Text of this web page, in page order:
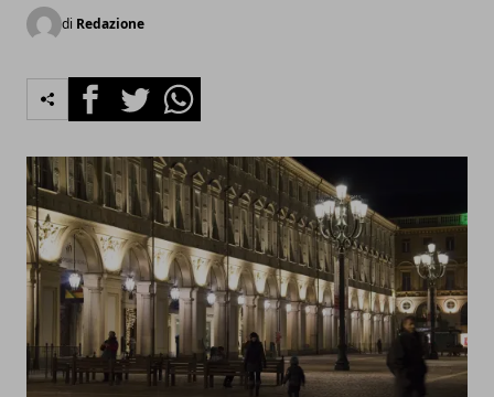
di Redazione
FacebookTwitterWhatsapp